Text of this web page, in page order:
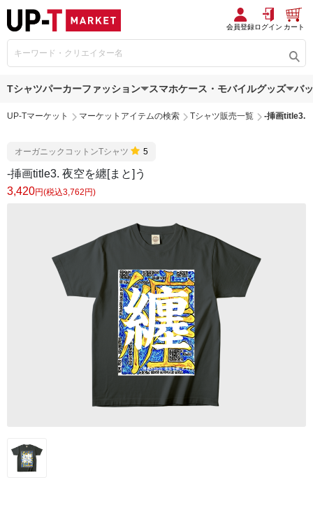
会員登録ログイン カート
Tシャツパーカーファッション スマホケース・モバイルグッズ バ
UP-Tマーケット マーケットアイテムの検索 Tシャツ販売一覧 -挿画title3.
オーガニックコットンTシャツ 5
-挿画title3. 夜空を纏[まと]う
3,420円(税込3,762円)